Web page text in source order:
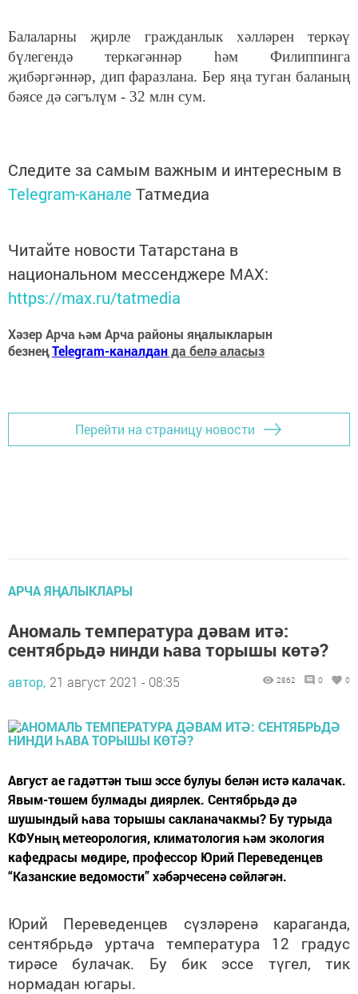
Балаларны җирле гражданлык хәлләрен теркәү
бүлегендә теркәгәннәр һәм Филиппинга
җибәргәннәр, дип фаразлана. Бер яңа туган баланың
бәясе дә сәгълүм - 32 млн сум.
Следите за самым важным и интересным в
Telegram-канале Татмедиа
Читайте новости Татарстана в
национальном мессенджере MАХ:
https://max.ru/tatmedia
Хәзер Арча һәм Арча районы яңалыкларын
безнеңTelegram-каналданда белә аласыз
Перейти на страницу новости
АРЧА ЯҢАЛЫКЛАРЫ
Аномаль температура дәвам итә:
сентябрьдә нинди һава торышы көтә?
автор, 21 август 2021 - 08:35 2862 0 0
Август ае гадәттән тыш эссе булуы белән истә калачак.
Явым-төшем булмады диярлек. Сентябрьдә дә
шушындый һава торышы сакланачакмы? Бу турыда
КФУның метеорология, климатология һәм экология
кафедрасы мөдире, профессор Юрий Переведенцев
“Казанские ведомости” хәбәрчесенә сөйләгән.
Юрий Переведенцев сүзләренә караганда,
сентябрьдә уртача температура 12 градус
тирәсе булачак. Бу бик эссе түгел, тик
нормадан югары.